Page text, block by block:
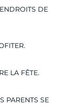
DE
LA FÊTE.
PARENTS SE